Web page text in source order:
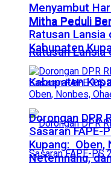
Mitha Peduli
Ratusan Lansia
Kabupaten
​Menyambut
Mitha Peduli
Ratusan Lansia
Kabupaten
Dorongan DPR
Sasaran FAPE-
Kupang: Oben,
Netemnanu,